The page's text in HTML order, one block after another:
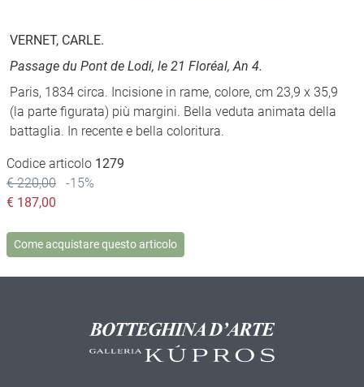
VERNET, CARLE.
Passage du Pont de Lodi, le 21 Floréal, An 4.
Paris, 1834 circa. Incisione in rame, colore, cm 23,9 x 35,9
(la parte figurata) più margini. Bella veduta animata della
battaglia. In recente e bella coloritura.
Codice articolo 1279
€ 220,00
-15%
€ 187,00
Come acquistare questo articolo